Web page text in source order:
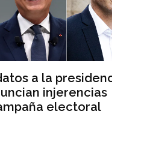
a la presidencia
injerencias
electoral